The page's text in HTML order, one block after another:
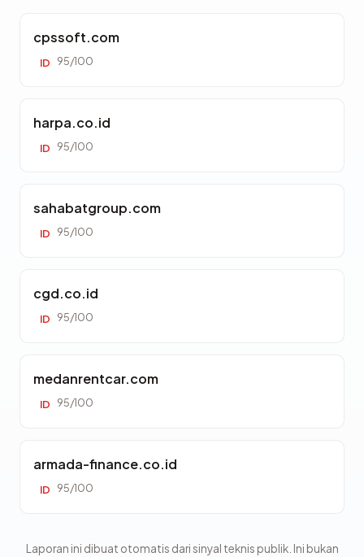
cpssoft.com
ID 95/100
harpa.co.id
ID 95/100
sahabatgroup.com
ID 95/100
cgd.co.id
ID 95/100
medanrentcar.com
ID 95/100
armada-finance.co.id
ID 95/100
Laporan ini dibuat otomatis dari sinyal teknis publik. Ini bukan